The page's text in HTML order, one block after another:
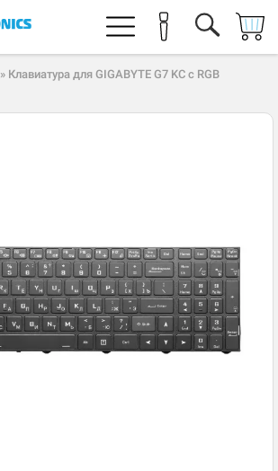
» Клавиатура для GIGABYTE G7 KC с RGB